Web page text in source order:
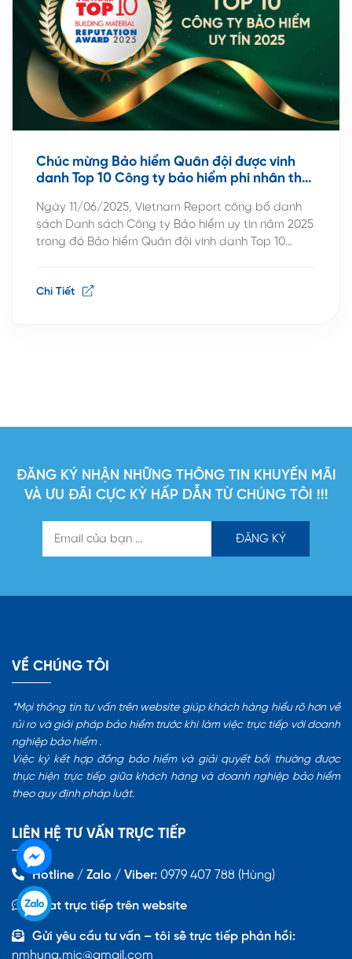
Chúc mừng Bảo hiểm Quân đội được vinh
danh Top 10 Công ty bảo hiểm phi nhân thọ
Ngày 11/06/2025, Vietnam Report công bố danh
sách Danh sách Công ty Bảo hiểm uy tín năm 2025
trong đó Bảo hiểm Quân đội vinh danh Top 10
2025 là kết quả nghiên cứu […]
Chi Tiết
ĐĂNG KÝ NHẬN NHỮNG THÔNG TIN KHUYẾN MÃI
VÀ ƯU ĐÃI CỰC KỲ HẤP DẪN TỪ CHÚNG TÔI !!!
VỀ CHÚNG TÔI
*Mọi thông tin tư vấn trên website giúp khách hàng hiểu rõ hơn về
rủi ro và giải pháp bảo hiểm trước khi làm việc trực tiếp với doanh
nghiệp bảo hiểm .
Việc ký kết hợp đồng bảo hiểm và giải quyết bồi thường được
thực hiện trực tiếp giữa khách hàng và doanh nghiệp bảo hiểm
theo quy định pháp luật.
LIÊN HỆ TƯ VẤN TRỰC TIẾP
Hotline / Zalo / Viber: 0979 407 788 (Hùng)
Chat trực tiếp trên website
Gửi yêu cầu tư vấn – tôi sẽ trực tiếp phản hồi:
nmhung.mic@gmail.com